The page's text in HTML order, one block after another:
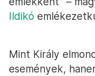
Ildikó
Mint Király
események,